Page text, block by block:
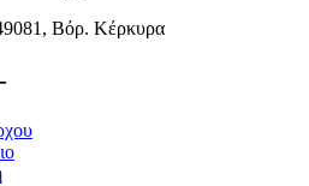
Βόρ. Κέρκυρα